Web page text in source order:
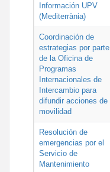
Información UPV
(Mediterrània)
Coordinación de
estrategias por parte
de la Oficina de
Programas
Internacionales de
Intercambio para
difundir acciones de
movilidad
Resolución de
emergencias por el
Servicio de
Mantenimiento